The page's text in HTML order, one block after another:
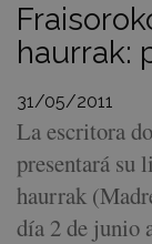
haurrak:
31/05/2011
La escritora
presentará su
haurrak
día 2 de junio